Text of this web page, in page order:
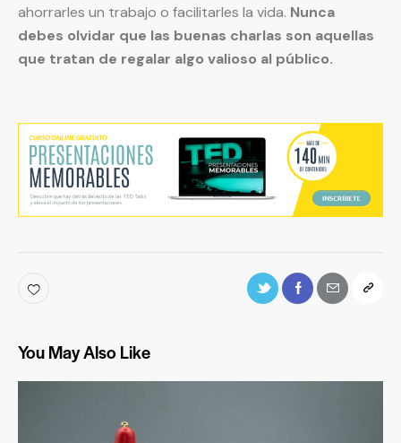
ahorrarles un trabajo o facilitarles la vida. Nunca
debes olvidar que las buenas charlas son aquellas
que tratan de regalar algo valioso al público.
You May Also Like